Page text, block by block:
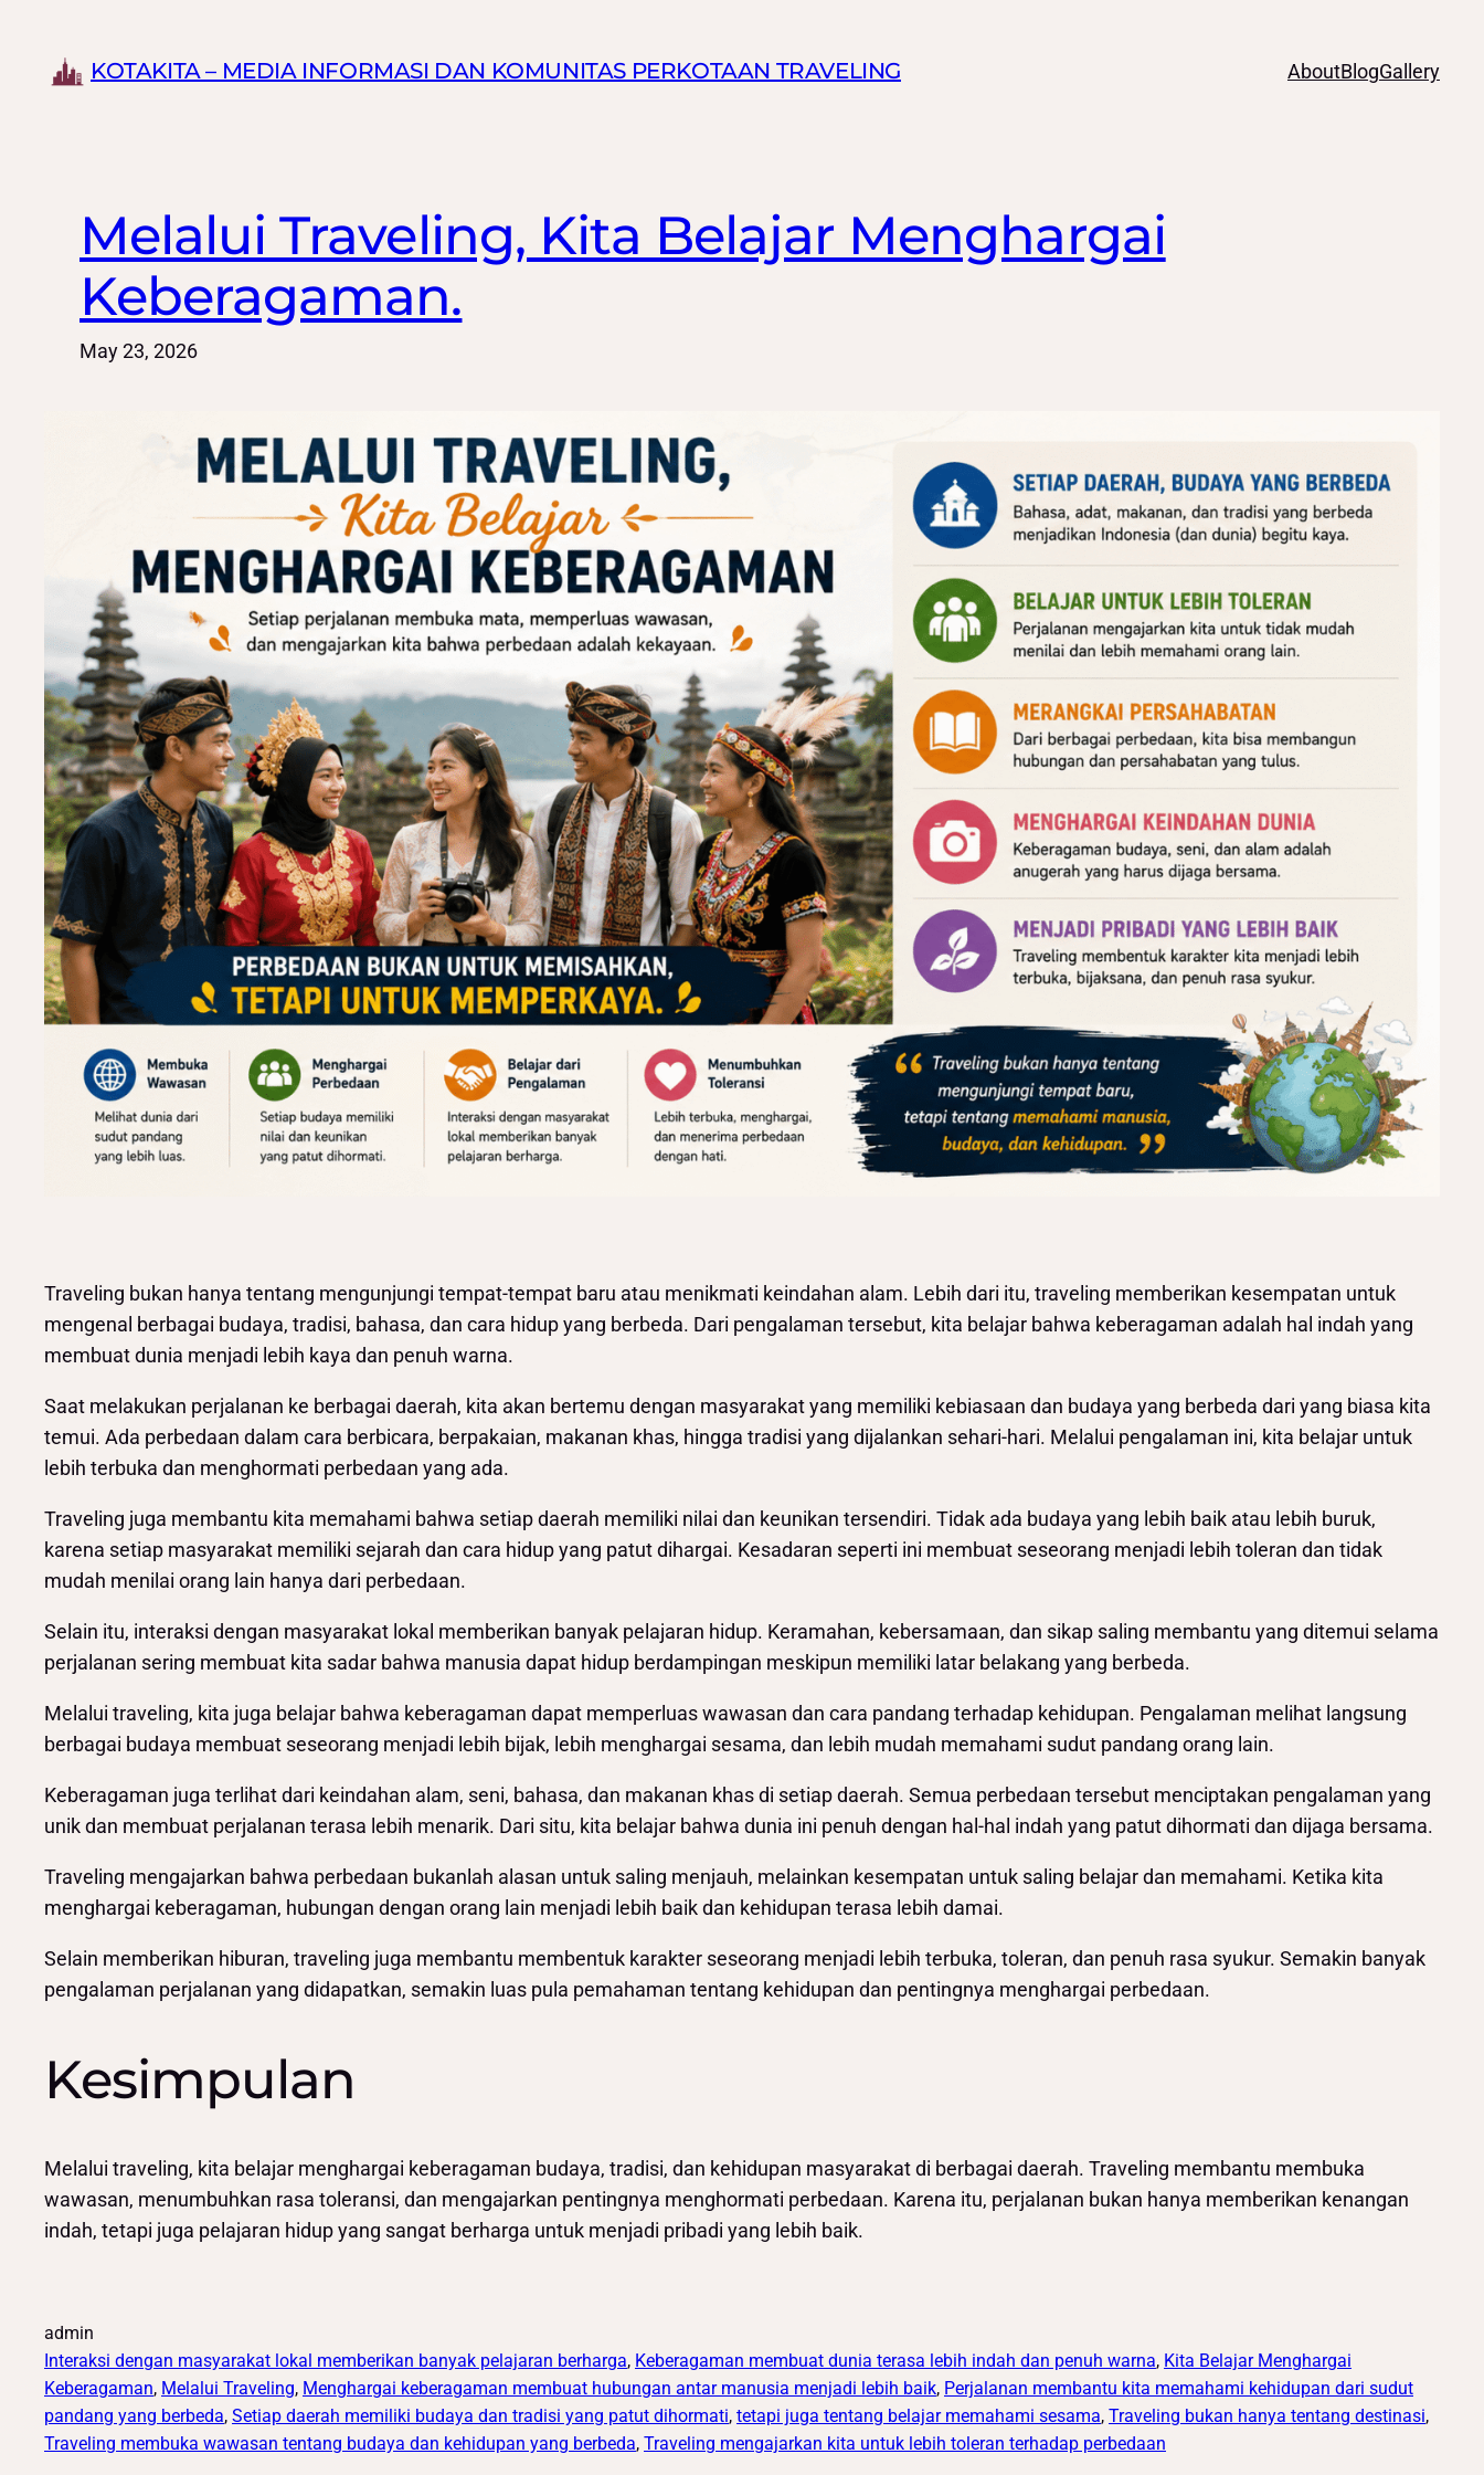
content
KOTAKITA – MEDIA INFORMASI DAN KOMUNITAS PERKOTAAN TRAVELING AboutBlogGallery
Melalui Traveling, Kita Belajar Menghargai
Keberagaman.
May 23, 2026
Traveling bukan hanya tentang mengunjungi tempat-tempat baru atau menikmati keindahan alam. Lebih dari itu, traveling memberikan kesempatan untuk
mengenal berbagai budaya, tradisi, bahasa, dan cara hidup yang berbeda. Dari pengalaman tersebut, kita belajar bahwa keberagaman adalah hal indah yang
membuat dunia menjadi lebih kaya dan penuh warna.
Saat melakukan perjalanan ke berbagai daerah, kita akan bertemu dengan masyarakat yang memiliki kebiasaan dan budaya yang berbeda dari yang biasa kita
temui. Ada perbedaan dalam cara berbicara, berpakaian, makanan khas, hingga tradisi yang dijalankan sehari-hari. Melalui pengalaman ini, kita belajar untuk
lebih terbuka dan menghormati perbedaan yang ada.
Traveling juga membantu kita memahami bahwa setiap daerah memiliki nilai dan keunikan tersendiri. Tidak ada budaya yang lebih baik atau lebih buruk,
karena setiap masyarakat memiliki sejarah dan cara hidup yang patut dihargai. Kesadaran seperti ini membuat seseorang menjadi lebih toleran dan tidak
mudah menilai orang lain hanya dari perbedaan.
Selain itu, interaksi dengan masyarakat lokal memberikan banyak pelajaran hidup. Keramahan, kebersamaan, dan sikap saling membantu yang ditemui selama
perjalanan sering membuat kita sadar bahwa manusia dapat hidup berdampingan meskipun memiliki latar belakang yang berbeda.
Melalui traveling, kita juga belajar bahwa keberagaman dapat memperluas wawasan dan cara pandang terhadap kehidupan. Pengalaman melihat langsung
berbagai budaya membuat seseorang menjadi lebih bijak, lebih menghargai sesama, dan lebih mudah memahami sudut pandang orang lain.
Keberagaman juga terlihat dari keindahan alam, seni, bahasa, dan makanan khas di setiap daerah. Semua perbedaan tersebut menciptakan pengalaman yang
unik dan membuat perjalanan terasa lebih menarik. Dari situ, kita belajar bahwa dunia ini penuh dengan hal-hal indah yang patut dihormati dan dijaga bersama.
Traveling mengajarkan bahwa perbedaan bukanlah alasan untuk saling menjauh, melainkan kesempatan untuk saling belajar dan memahami. Ketika kita
menghargai keberagaman, hubungan dengan orang lain menjadi lebih baik dan kehidupan terasa lebih damai.
Selain memberikan hiburan, traveling juga membantu membentuk karakter seseorang menjadi lebih terbuka, toleran, dan penuh rasa syukur. Semakin banyak
pengalaman perjalanan yang didapatkan, semakin luas pula pemahaman tentang kehidupan dan pentingnya menghargai perbedaan.
Kesimpulan
Melalui traveling, kita belajar menghargai keberagaman budaya, tradisi, dan kehidupan masyarakat di berbagai daerah. Traveling membantu membuka
wawasan, menumbuhkan rasa toleransi, dan mengajarkan pentingnya menghormati perbedaan. Karena itu, perjalanan bukan hanya memberikan kenangan
indah, tetapi juga pelajaran hidup yang sangat berharga untuk menjadi pribadi yang lebih baik.
admin
Interaksi dengan masyarakat lokal memberikan banyak pelajaran berharga, Keberagaman membuat dunia terasa lebih indah dan penuh warna, Kita Belajar Menghargai
Keberagaman, Melalui Traveling, Menghargai keberagaman membuat hubungan antar manusia menjadi lebih baik, Perjalanan membantu kita memahami kehidupan dari sudut
pandang yang berbeda, Setiap daerah memiliki budaya dan tradisi yang patut dihormati, tetapi juga tentang belajar memahami sesama, Traveling bukan hanya tentang destinasi
Traveling membuka wawasan tentang budaya dan kehidupan yang berbeda, Traveling mengajarkan kita untuk lebih toleran terhadap perbedaan